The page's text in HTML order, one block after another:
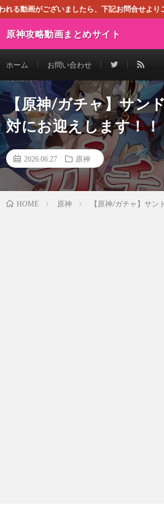
ら、下記お問合せよりご連絡ください。即
原神攻略動画まとめサイト
ホーム お問い合わせ
【原神/ガチャ】サン
対にお迎えします！！
2026.06.27 原神
HOME 原神 【原神/ガチャ】サ